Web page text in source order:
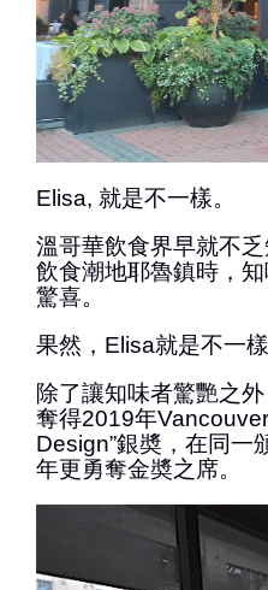
Elisa, 就是不一樣。
溫哥華飲食界早就不
飲食潮地耶魯鎮時，
驚喜。
果然，Elisa就是不一樣
除了讓知味者驚艷之
奪得2019年
Design”銀奬，在同一
年更勇奪金奬之席。